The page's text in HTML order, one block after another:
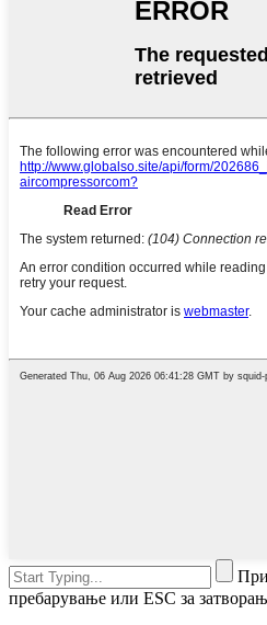
пребарување или ESC за